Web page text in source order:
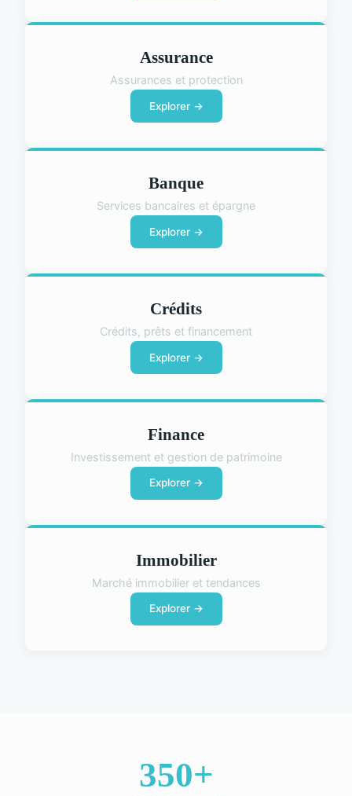
Assurance
Assurances et protection
Explorer →
Banque
Services bancaires et épargne
Explorer →
Crédits
Crédits, prêts et financement
Explorer →
Finance
Investissement et gestion de patrimoine
Explorer →
Immobilier
Marché immobilier et tendances
Explorer →
350+